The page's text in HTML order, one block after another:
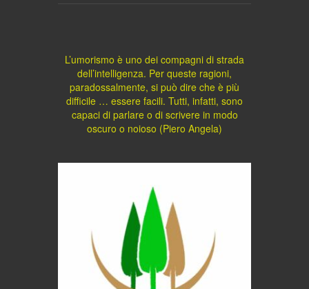
L’umorismo è uno dei compagni di strada
dell’intelligenza. Per queste ragioni,
paradossalmente, si può dire che è più
difficile … essere facili. Tutti, infatti, sono
capaci di parlare o di scrivere in modo
oscuro o noioso (Piero Angela)